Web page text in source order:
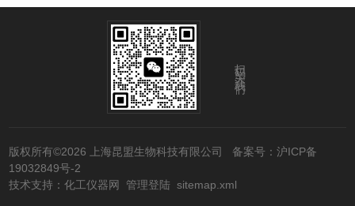
扫码关注我们
版权所有©2026 上海昆盟生物科技有限公司 备案号：沪ICP备
19032849号-2
技术支持：化工仪器网 管理登陆 sitemap.xml